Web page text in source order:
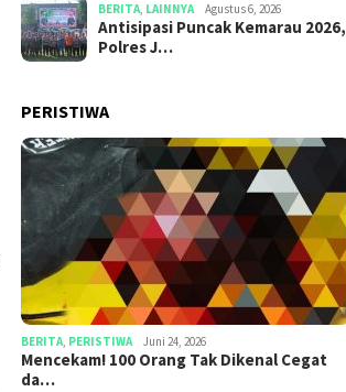
BERITA, LAINNYA Agustus 6, 2026
Antisipasi Puncak Kemarau 2026,
Polres J…
PERISTIWA
BERITA, PERISTIWA Juni 24, 2026
Mencekam! 100 Orang Tak Dikenal Cegat
da…